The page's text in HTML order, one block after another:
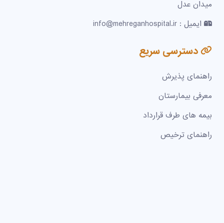
میدان عدل
ایمیل : info@mehreganhospital.ir
دسترسی سریع
راهنمای پذیرش
معرفی بیمارستان
بیمه های طرف قرارداد
راهنمای ترخیص